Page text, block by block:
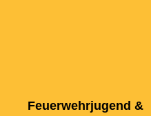
Feuerwehrjugend &